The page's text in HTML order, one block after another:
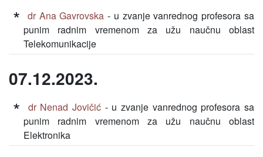
dr Ana Gavrovska - u zvanje vanrednog profesora sa
punim radnim vremenom za užu naučnu oblast
Telekomunikacije
07.12.2023.
dr Nenad Jovičić - u zvanje vanrednog profesora sa
punim radnim vremenom za užu naučnu oblast
Elektronika